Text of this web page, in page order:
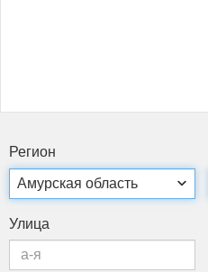
Ре­ги­он
Ули­ца